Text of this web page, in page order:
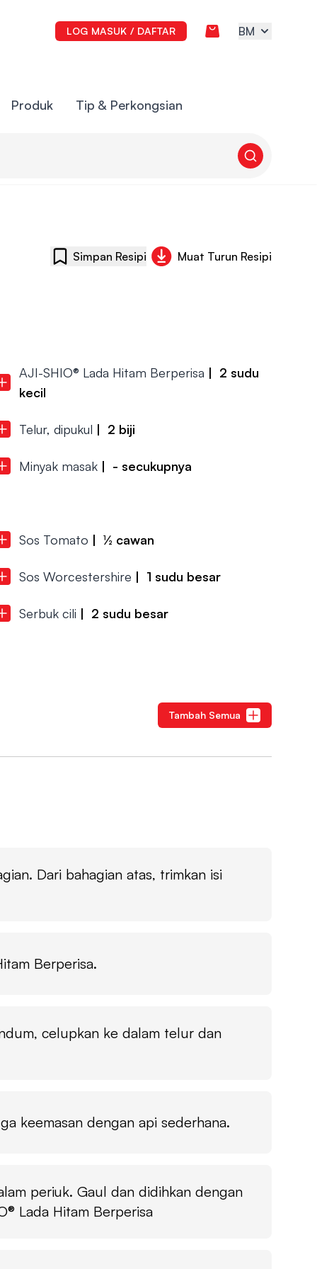
LOG MASUK / DAFTAR View cart
BM
Produk Tip & Perkongsian
Simpan Resipi Muat Turun Resipi
AJI-SHIO® Lada Hitam Berperisa | 2 sudu
kecil
Telur, dipukul | 2 biji
Minyak masak| - secukupnya
Sos Tomato | ½ cawan
Sos Worcestershire | 1 sudu besar
Serbuk cili | 2 sudu besar
Tambah Semua
Dari bahagian atas, trimkan isi
Berperisa.
celupkan ke dalam telur dan
keemasan dengan api sederhana.
periuk. Gaul dan didihkan dengan
Lada Hitam Berperisa